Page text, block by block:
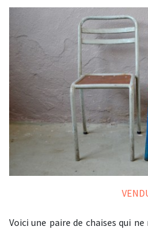
Voici une paire de chaises qui